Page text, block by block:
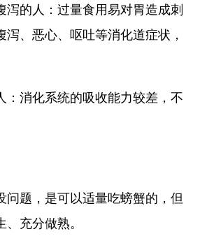
的人：过量食用易对胃造成刺
泻、恶心、呕吐等消化道症状，
消化系统的吸收能力较差，不
题，是可以适量吃螃蟹的，但
充分做熟。